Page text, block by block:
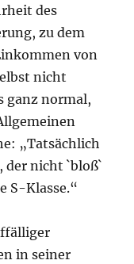
des
zu dem
von
nicht
ganz normal,
„Tatsächlich
der nicht `bloß`
S-Klasse.“
in seiner